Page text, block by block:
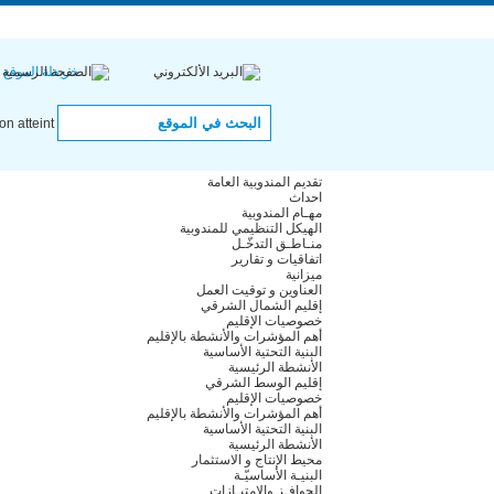
atteint.
خريطة الموقع
تقديم المندوبية العامة
احداث
مهـام المندوبية
الهيكل التنظيمي للمندوبية
منـاطـق التدخّـل
اتفاقيات و تقارير
ميزانية
العناوين و توقيت العمل
إقليم الشمال الشرقي
خصوصيات الإقليم
أهم المؤشرات والأنشطة بالإقليم
البنية التحتية الأساسية
الأنشطة الرئيسية
إقليم الوسط الشرقي
خصوصيات الإقليم
أهم المؤشرات والأنشطة بالإقليم
البنية التحتية الأساسية
الأنشطة الرئيسية
محيط الإنتاج و الاستثمار
البنيـة الأساسيّـة
الحوافـز والإمتيـازات